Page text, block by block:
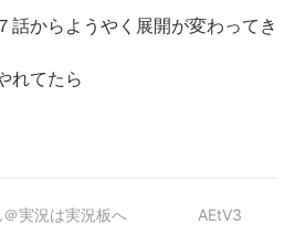
話からようやく展開が変わってき
れてたら
実況は実況板へ AEtV3